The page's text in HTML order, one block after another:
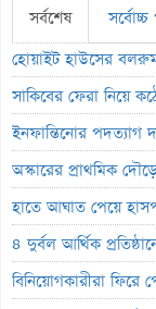
সর্বশেষ
হোয়াইট হাউসের বলরুম
সাকিবের ফেরা নিয়ে
ইনফান্তিনোর
অস্কারের প্রাথমিক দৌড়ে
হাতে আঘাত পেয়ে
৪ দুর্বল আর্থিক
বিনিয়োগকারীরা